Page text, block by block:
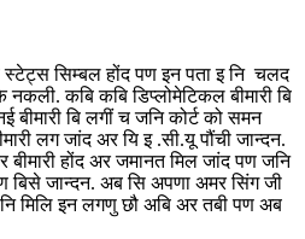
सिम्बल होंद पण इन पता इ नि चलद
नकली. कबि कबि डिप्लोमेटिकल बीमारी बि
बि लगीं च जनि कोर्ट को समन
लग जांद अर यि इ .सी.यू पौंची जान्दन.
बीमारी होंद अर जमानत मिल जांद पण जनि
बिसे जान्दन. अब सि अपणा अमर सिंग जी
मिलि इन लगणु छौ अबि अर तबी पण अब